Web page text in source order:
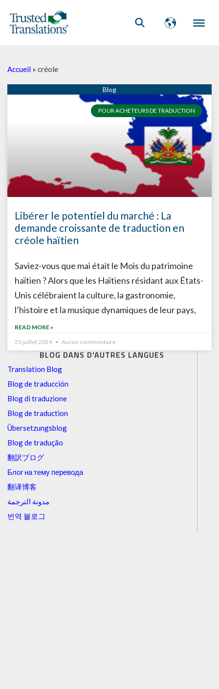
BLOG DANS D'AUTRES LANGUES
Translation Blog
Blog de traducción
Blog di traduzione
Blog de traduction
Übersetzungsblog
Blog de tradução
翻訳ブログ
Блог на тему перевода
翻译博客
مدونة الترجمة
번역 블로그
Accueil » créole
POUR ACHETEURS DE TRADUCTION
Libérer le potentiel du marché : La
demande croissante de traduction en
créole haïtien
Saviez-vous que mai était le Mois du patrimoine
haïtien ? Alors que les Haïtiens résidant aux États-
Unis célébraient la culture, la gastronomie,
l’histoire et la musique dynamiques de leur pays,
READ MORE »
25 juillet 2024
Aucun commentaire